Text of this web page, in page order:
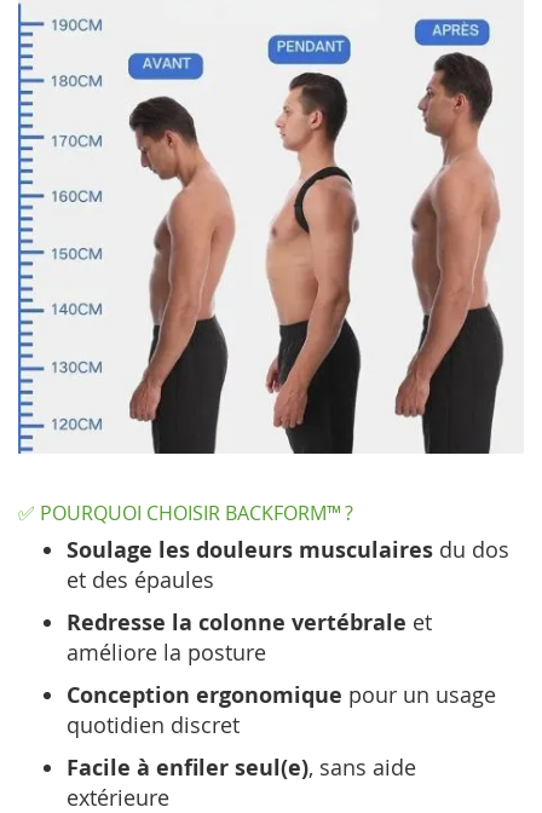
✅ POURQUOI CHOISIR BACKFORM™ ?
Soulage les douleurs musculaires du dos
et des épaules
Redresse la colonne vertébrale et
améliore la posture
Conception ergonomique pour un usage
quotidien discret
Facile à enfiler seul(e), sans aide
extérieure